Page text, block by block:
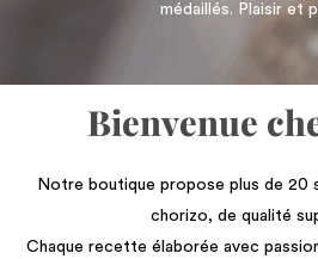
médaillés. Plaisir et
Bienvenue
Notre boutique propose plus de 20
chorizo, de qualité
Chaque recette élaborée avec